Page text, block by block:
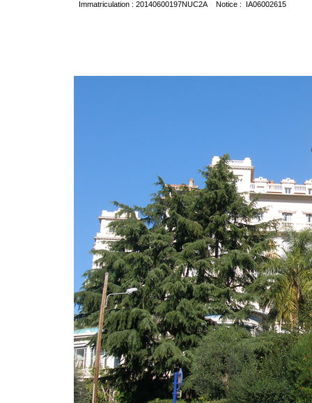
Immatriculation : 20140600197NUC2A Notice : IA06002615